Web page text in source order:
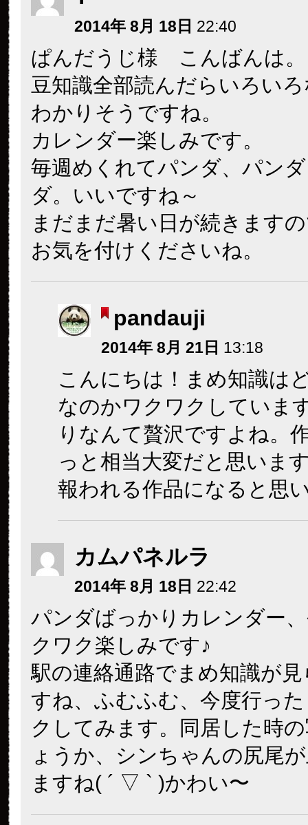
2014年 8月 18日 22:40
ぱんだうじ様 こんばんは。
豆知識全部読んだらいろい
わかりそうですね。
カレンダー楽しみです。
毎週めくれてパンダ、パン
ダ。いいですね～
まだまだ暑い日が続きます
お気を付けくださいね。
pandauji
2014年 8月 21日 13:18
こんにちは！まめ知識は
なのかワクワクしていま
りなんて贅沢ですよね。
っと相当大変だと思いま
報われる作品になると思
カムパネルラ
2014年 8月 18日 22:42
パンダばっかりカレンダー
クワク楽しみです♪
駅の連絡通路でまめ知識が
すね、ふむふむ、今度行っ
クしてみます。同居した時
ょうか、シンちゃんの尻尾
ますね( ´ ▽ ` )かわい〜